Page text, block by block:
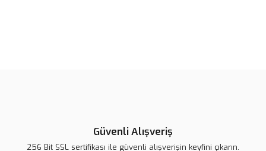
Güvenli Alışveriş
256 Bit SSL sertifikası ile güvenli alışverişin keyfini çıkarın.